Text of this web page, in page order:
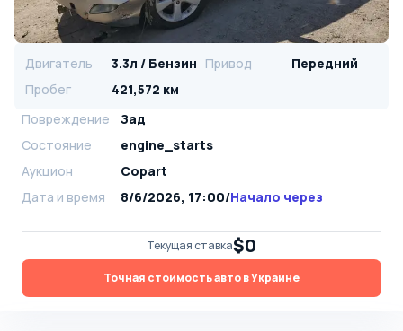
Двигатель 3.3л / Бензин Привод
Передний
Пробег
421,572 км
Повреждение
Зад
Состояние
engine_starts
Аукцион
Copart
Дата и время
8/6/2026, 17:00/Начало через
Текущая ставка$0
Точная стоимость авто в Украине